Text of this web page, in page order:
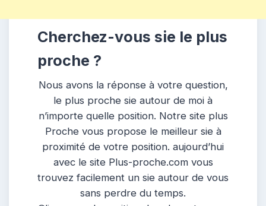
Cherchez-vous sie le plus
proche ?
Nous avons la réponse à votre question,
le plus proche sie autour de moi à
n’importe quelle position. Notre site plus
Proche vous propose le meilleur sie à
proximité de votre position. aujourd’hui
avec le site Plus-proche.com vous
trouvez facilement un sie autour de vous
sans perdre du temps.